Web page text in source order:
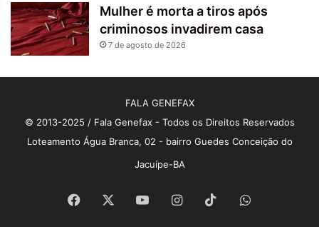
Mulher é morta a tiros após
criminosos invadirem casa
7 de agosto de 2026
FALA GENEFAX
© 2013-2025 / Fala Genefax - Todos os Direitos Reservados
Loteamento Água Branca, 02 - bairro Guedes Conceição do
Jacuípe-BA
Facebook YouTubeInstagram
TikTokWhatsApp